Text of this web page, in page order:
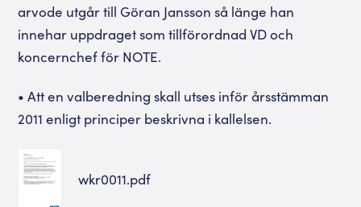
arvode utgår till Göran Jansson så länge han
innehar uppdraget som tillförordnad VD och
koncernchef för NOTE.
• Att en valberedning skall utses inför årsstämman
2011 enligt principer beskrivna i kallelsen.
wkr0011.pdf